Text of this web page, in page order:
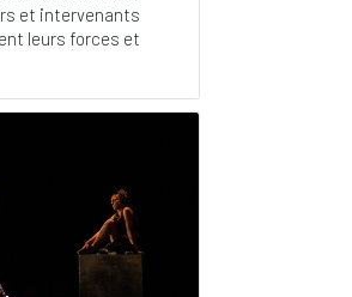
et intervenants
leurs forces et